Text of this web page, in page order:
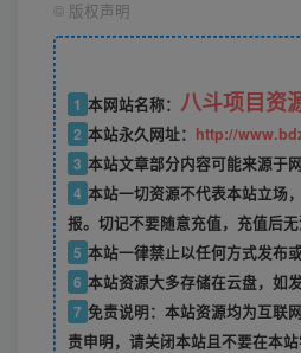
© 版权声明
1 本网站名称： 八斗项目资
2 本站永久网址： http://
3 本站文章部分内容可能来源于
4 本站一切资源不代表本站立场
报。切记不要随意充值，充值后无
5 本站一律禁止以任何方式发布
6 本站资源大多存储在云盘，如
7 免责说明：本站资源均为互联
责申明，请关闭本站且不要在本